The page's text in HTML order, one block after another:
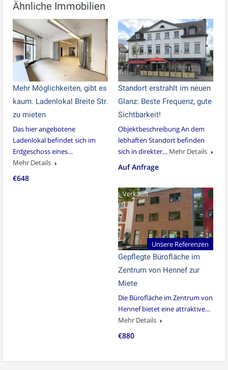
Ähnliche Immobilien
Mehr Möglichkeiten, gibt es
kaum. Ladenlokal Breite Str.
zu mieten
Das hier angebotene
Ladenlokal befindet sich im
Erdgeschoss eines…
Mehr Details
€648
Standort erstrahlt im neuen
Glanz: Beste Frequenz, gute
Sichtbarkeit!
Objektbeschreibung An dem
lebhaften Standort befinden
sich in direkter… Mehr Details
Auf Anfrage
Verkauft
Unsere Referenzen
Gepflegte Bürofläche im
Zentrum von Hennef zur
Miete
Die Bürofläche im Zentrum von
Hennef bietet eine attraktive…
Mehr Details
€880